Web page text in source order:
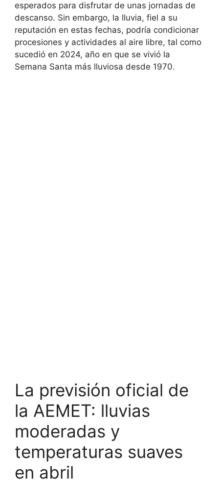
esperados para disfrutar de unas jornadas de
descanso. Sin embargo, la lluvia, fiel a su
reputación en estas fechas, podría condicionar
procesiones y actividades al aire libre, tal como
sucedió en 2024, año en que se vivió la
Semana Santa más lluviosa desde 1970.
La previsión oficial de
la AEMET: lluvias
moderadas y
temperaturas suaves
en abril